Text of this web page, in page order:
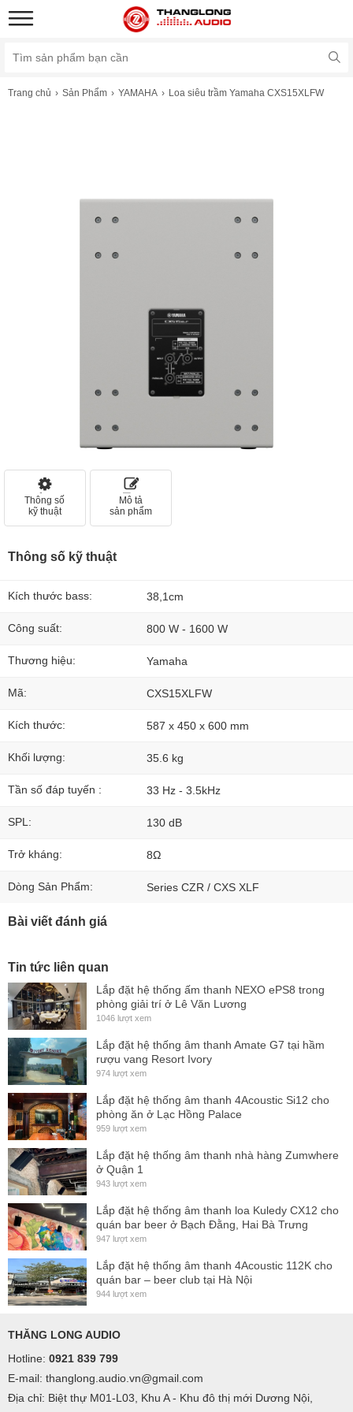
Trang chủ Sản Phẩm YAMAHA Loa siêu trầm Yamaha CXS15XLFW
Thông số
kỹ thuật
Mô tả
sản phẩm
Thông số kỹ thuật
Kích thước bass: 38,1cm
Công suất: 800 W - 1600 W
Thương hiệu: Yamaha
Mã: CXS15XLFW
Kích thước: 587 x 450 x 600 mm
Khối lượng: 35.6 kg
Tần số đáp tuyến : 33 Hz - 3.5kHz
SPL: 130 dB
Trở kháng: 8Ω
Dòng Sản Phẩm: Series CZR / CXS XLF
Bài viết đánh giá
Tin tức liên quan
Lắp đặt hệ thống ấm thanh NEXO ePS8 trong
phòng giải trí ở Lê Văn Lương
1046 lượt xem
Lắp đặt hệ thống âm thanh Amate G7 tại hầm
rượu vang Resort Ivory
974 lượt xem
Lắp đặt hệ thống âm thanh 4Acoustic Si12 cho
phòng ăn ở Lạc Hồng Palace
959 lượt xem
Lắp đặt hệ thống âm thanh nhà hàng Zumwhere
ở Quận 1
943 lượt xem
Lắp đặt hệ thống âm thanh loa Kuledy CX12 cho
quán bar beer ở Bạch Đằng, Hai Bà Trưng
947 lượt xem
Lắp đặt hệ thống âm thanh 4Acoustic 112K cho
quán bar – beer club tại Hà Nội
944 lượt xem
THĂNG LONG AUDIO
Hotline: 0921 839 799
E-mail: thanglong.audio.vn@gmail.com
Địa chỉ: Biệt thự M01-L03, Khu A - Khu đô thị mới Dương Nội,